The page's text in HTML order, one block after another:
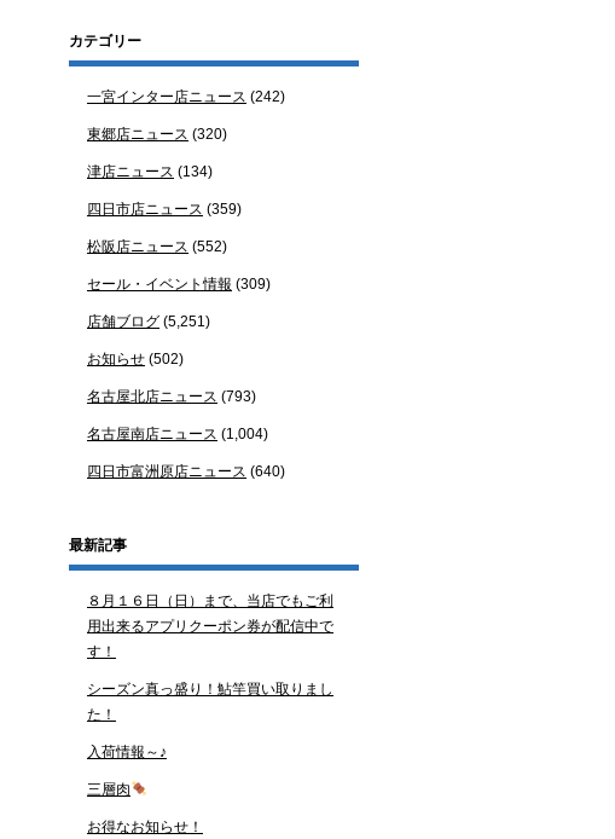
カテゴリー
一宮インター店ニュース (242)
東郷店ニュース (320)
津店ニュース (134)
四日市店ニュース (359)
松阪店ニュース (552)
セール・イベント情報 (309)
店舗ブログ (5,251)
お知らせ (502)
名古屋北店ニュース (793)
名古屋南店ニュース (1,004)
四日市富洲原店ニュース (640)
最新記事
８月１６日（日）まで、当店でもご利
用出来るアプリクーポン券が配信中で
す！
シーズン真っ盛り！鮎竿買い取りまし
た！
入荷情報～♪
三層肉
お得なお知らせ！